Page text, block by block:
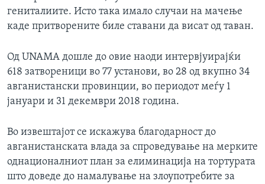
гениталиите. Исто така имало случаи на мачење
каде притворените биле ставани да висат од таван.
Од UNAMA дошле до овие наоди интервјуирајќи
618 затвореници во 77 установи, во 28 од вкупно 34
авганистански провинции, во периодот меѓу 1
јануари и 31 декември 2018 година.
Во извештајот се искажува благодарност до
авганистанската влада за спроведување на мерките
однационалниот план за елиминација на тортурата
што доведе до намалување на злоупотребите за